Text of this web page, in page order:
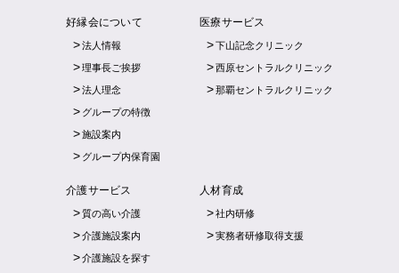
好縁会について
法人情報
理事長ご挨拶
法人理念
グループの特徴
施設案内
グループ内保育園
医療サービス
下山記念クリニック
西原セントラルクリニック
那覇セントラルクリニック
介護サービス
質の高い介護
介護施設案内
介護施設を探す
人材育成
社内研修
実務者研修取得支援